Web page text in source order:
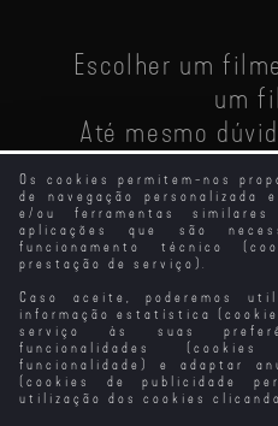
Os cookies permitem-nos
de navegação personalizada
e/ou ferramentas
aplicações que são
funcionamento técnico
prestação de serviço).
Caso aceite, poderemos
informação estatística
serviço às suas
funcionalidades
funcionalidade) e adaptar
(cookies de publicidade
utilização dos cookies
Escolher um
um
Até mesmo
Estamos
as receber: